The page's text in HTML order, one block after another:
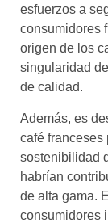
esfuerzos a
consumidores
origen de los
singularidad
de calidad.
Además, es
café franceses
sostenibilidad
habrían
de alta gama.
consumidores